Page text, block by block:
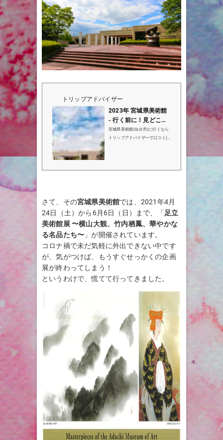
トリップアドバイザー
2023年 宮城県美術館
- 行く前に！見どころ
をチェック - トリップ
アドバイザー
宮城県美術館(仙台市)に行くなら
トリップアドバイザーで口コミ(9
さて、その宮城県美術館では、2021年4月
24日（土）から6月6日（日）まで、「 足立
美術館展 〜横山大観、竹内栖鳳、華やかな
る名品たち〜 」が開催されています。
コロナ禍で未だ気軽に外出できない中です
が、気がつけば、もうすぐせっかくの企画
展が終わってしまう！
というわけで、慌てて行ってきました。